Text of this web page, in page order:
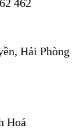
462
Hải Phòng
Hoá